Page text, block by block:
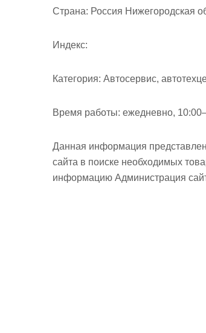
Страна: Россия Нижегородская
Индекс:
Категория: Автосервис,
Время работы: ежедневно,
Данная информация
сайта в поиске необходимых
информацию Администрация